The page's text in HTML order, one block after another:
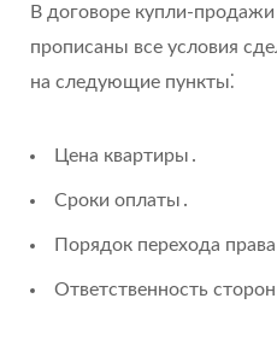
В договоре купли-
прописаны все условия
на следующие пункты⁚
Цена квартиры․
Сроки оплаты․
Порядок перехода
Ответственность